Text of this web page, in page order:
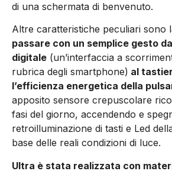
di una schermata di benvenuto.
Altre caratteristiche peculiari sono
passare con un semplice gesto
digitale (un’interfaccia a
rubrica degli smartphone) al
l’efficienza energetica della
apposito sensore crepuscolare
fasi del giorno, accendendo e
retroilluminazione di tasti e Led
base delle reali condizioni di luce.
Ultra è stata realizzata con